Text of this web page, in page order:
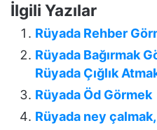
İlgili Yazılar
Rüyada Rehber
Rüyada Bağırmak
Rüyada Çığlık
Rüyada Öd Görmek
Rüyada ney